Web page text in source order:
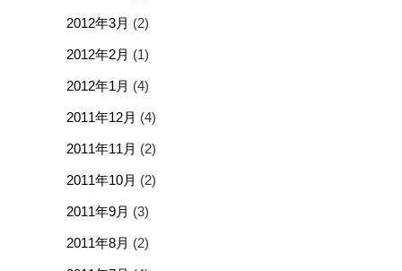
2012年3月 (2)
2012年2月 (1)
2012年1月 (4)
2011年12月 (4)
2011年11月 (2)
2011年10月 (2)
2011年9月 (3)
2011年8月 (2)